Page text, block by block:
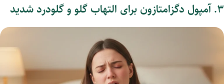
۳. آمپول دگزامتازون برای التهاب گلو و گلودرد شدید